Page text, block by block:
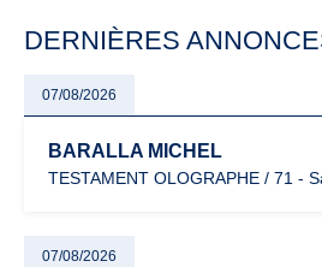
DERNIÈRES
07/08/2026
BARALLA MICHEL
TESTAMENT OLOGRAPHE / 71 -
07/08/2026